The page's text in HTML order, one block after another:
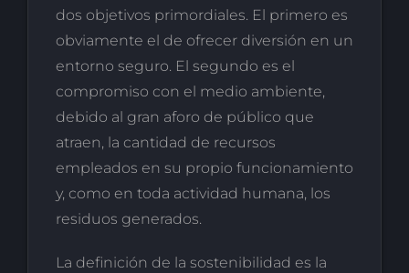
dos objetivos primordiales. El primero es
obviamente el de ofrecer diversión en un
entorno seguro. El segundo es el
compromiso con el medio ambiente,
debido al gran aforo de público que
atraen, la cantidad de recursos
empleados en su propio funcionamiento
y, como en toda actividad humana, los
residuos generados.
La definición de la sostenibilidad es la